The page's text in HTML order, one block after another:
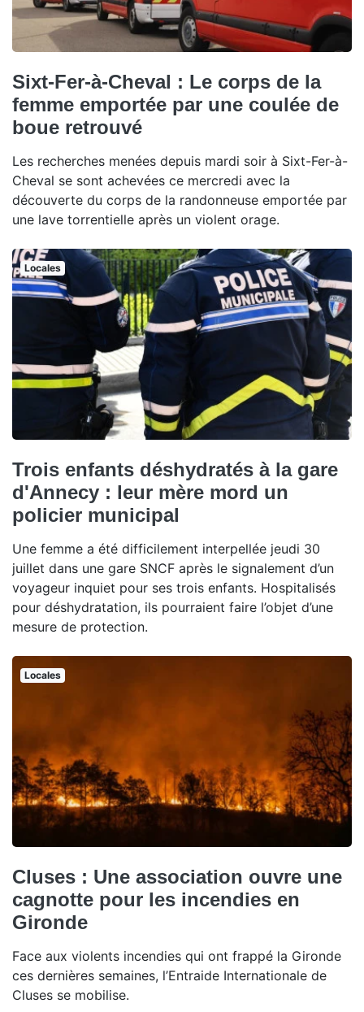
Sixt-Fer-à-Cheval : Le corps de la
femme emportée par une coulée de
boue retrouvé
Les recherches menées depuis mardi soir à Sixt-Fer-à-
Cheval se sont achevées ce mercredi avec la
découverte du corps de la randonneuse emportée par
une lave torrentielle après un violent orage.
Locales
Trois enfants déshydratés à la gare
d'Annecy : leur mère mord un
policier municipal
Une femme a été difficilement interpellée jeudi 30
juillet dans une gare SNCF après le signalement d’un
voyageur inquiet pour ses trois enfants. Hospitalisés
pour déshydratation, ils pourraient faire l’objet d’une
mesure de protection.
Locales
Cluses : Une association ouvre une
cagnotte pour les incendies en
Gironde
Face aux violents incendies qui ont frappé la Gironde
ces dernières semaines, l’Entraide Internationale de
Cluses se mobilise.